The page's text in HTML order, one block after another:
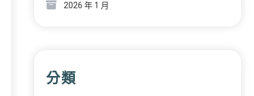
2026 年 1 月
分類